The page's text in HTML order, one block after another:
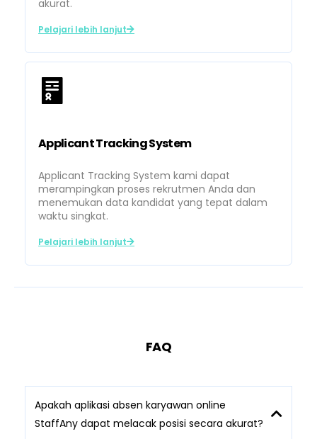
akurat.
Pelajari lebih lanjut
Applicant Tracking System
Applicant Tracking System kami dapat
merampingkan proses rekrutmen Anda dan
menemukan data kandidat yang tepat dalam
waktu singkat.
Pelajari lebih lanjut
FAQ
Apakah aplikasi absen karyawan online
StaffAny dapat melacak posisi secara akurat?